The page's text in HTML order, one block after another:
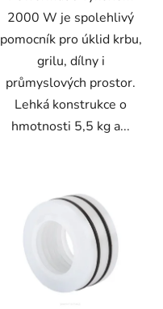
2000 W je spolehlivý
pomocník pro úklid krbu,
grilu, dílny i
průmyslových prostor.
Lehká konstrukce o
hmotnosti 5,5 kg a...